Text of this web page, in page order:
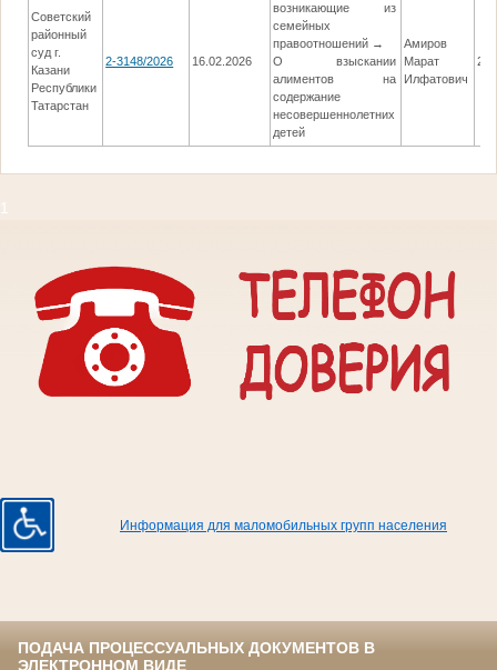
Советский
районный
суд г.
Казани
Республики
Татарстан
2-3148/2026 16.02.2026
возникающие из
семейных
правоотношений →
О взыскании
алиментов на
содержание
несовершеннолетних
детей
Амиров
Марат
Илфатович
1
Информация для маломобильных групп населения
ПОДАЧА ПРОЦЕССУАЛЬНЫХ ДОКУМЕНТОВ В
ЭЛЕКТРОННОМ ВИДЕ